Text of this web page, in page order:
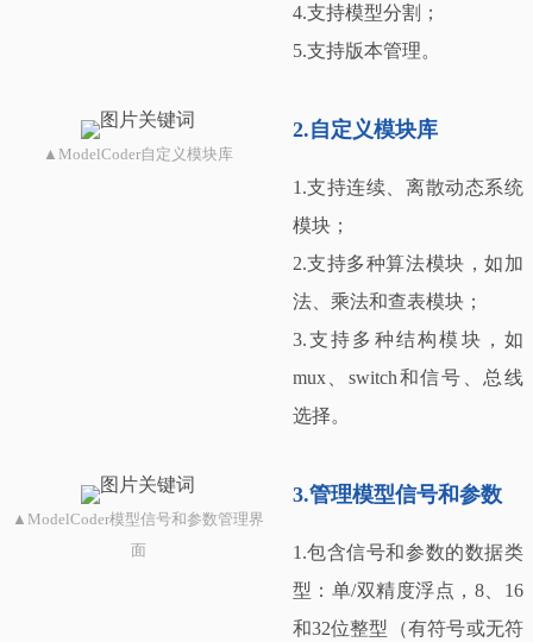
4.支持模型分割；
5.支持版本管理。
▲ModelCoder自定义模块库
2.自定义模块库
1.支持连续、离散动态系统
模块；
2.支持多种算法模块，如加
法、乘法和查表模块；
3.支持多种结构模块，如
mux、switch和信号、总线
选择。
▲ModelCoder模型信号和参数管理界
面
3.管理模型信号和参数
1.包含信号和参数的数据类
型：单/双精度浮点，8、16
和32位整型（有符号或无符